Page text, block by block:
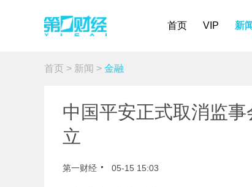
首页 VIP 新
首页 > 新闻 > 金融
中国平安正式取消监
立
第一财经 05-15 15:03